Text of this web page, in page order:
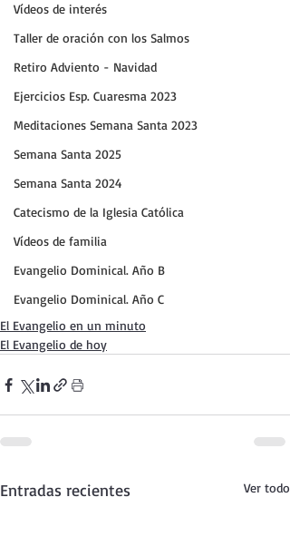
Vídeos de interés
Taller de oración con los Salmos
Retiro Adviento - Navidad
Ejercicios Esp. Cuaresma 2023
Meditaciones Semana Santa 2023
Semana Santa 2025
Semana Santa 2024
Catecismo de la Iglesia Católica
Vídeos de familia
Evangelio Dominical. Año B
Evangelio Dominical. Año C
El Evangelio en un minuto
El Evangelio de hoy
Entradas recientes Ver todo